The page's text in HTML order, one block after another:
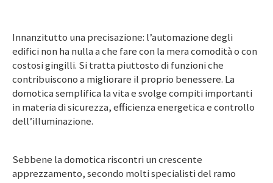
Innanzitutto una precisazione: l’automazione degli
edifici non ha nulla a che fare con la mera comodità o con
costosi gingilli. Si tratta piuttosto di funzioni che
contribuiscono a migliorare il proprio benessere. La
domotica semplifica la vita e svolge compiti importanti
in materia di sicurezza, efficienza energetica e controllo
dell’illuminazione.
Sebbene la domotica riscontri un crescente
apprezzamento, secondo molti specialisti del ramo